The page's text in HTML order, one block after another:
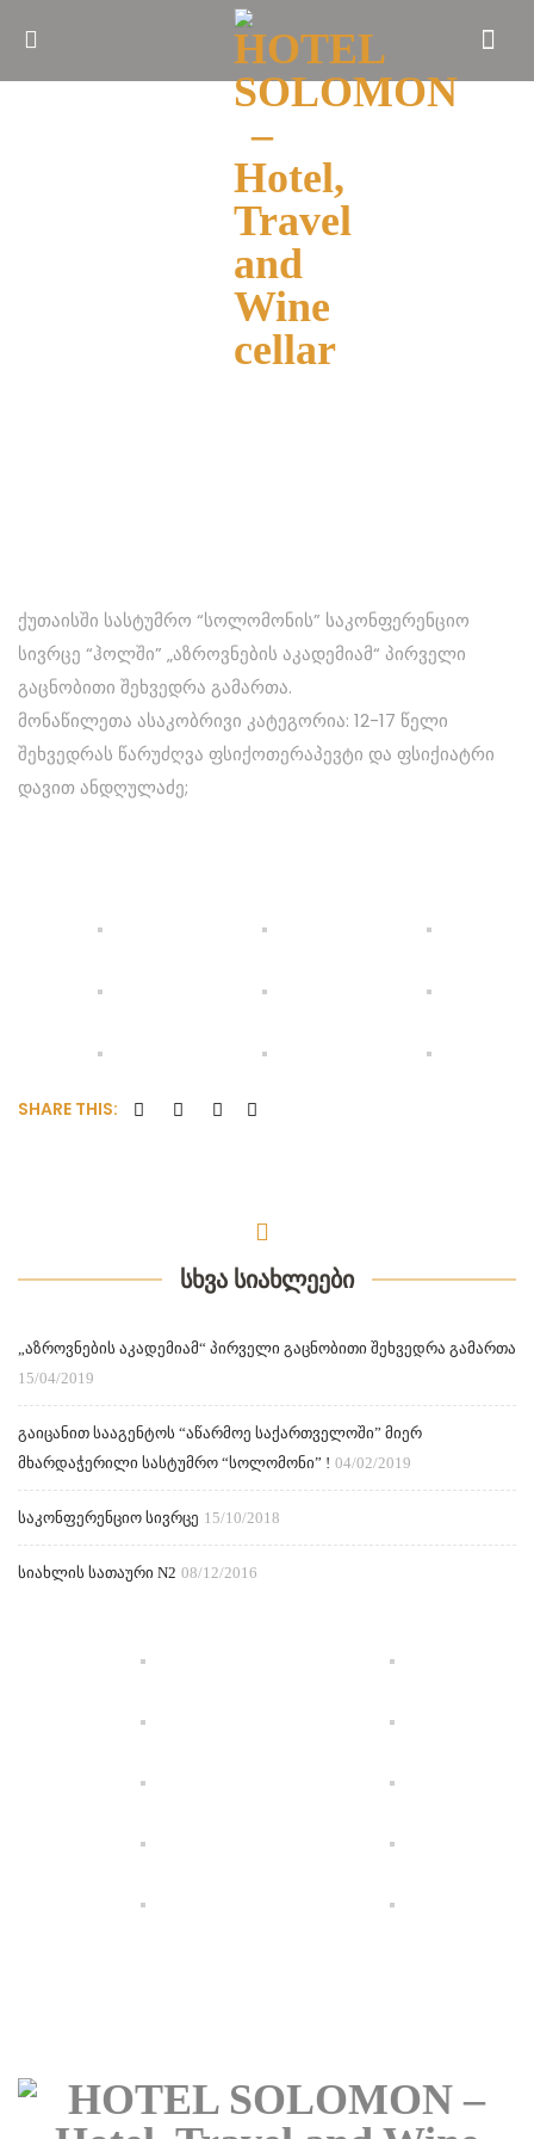
ᲛᲗᲐᲕᲐᲠᲘ
ᲥᲐᲠᲗᲣᲚᲘ
ქუთაისში სასტუმრო “სოლომონის” საკონფერენციო
სივრცე “ჰოლში” „აზროვნების აკადემიამ“ პირველი
გაცნობითი შეხვედრა გამართა.
მონაწილეთა ასაკობრივი კატეგორია: 12-17 წელი
შეხვედრას წარუძღვა ფსიქოთერაპევტი და ფსიქიატრი
დავით ანდღულაძე;
SHARE THIS:
ᲡᲮᲕᲐ ᲡᲘᲐᲮᲚᲔᲔᲑᲘ
„აზროვნების აკადემიამ“ პირველი გაცნობითი შეხვედრა გამართა
15/04/2019
გაიცანით სააგენტოს “აწარმოე საქართველოში” მიერ
მხარდაჭერილი სასტუმრო “სოლომონი” ! 04/02/2019
საკონფერენციო სივრცე 15/10/2018
სიახლის სათაური N2 08/12/2016